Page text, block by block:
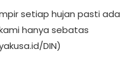
setiap hujan pasti ada
hanya sebatas
DIN)